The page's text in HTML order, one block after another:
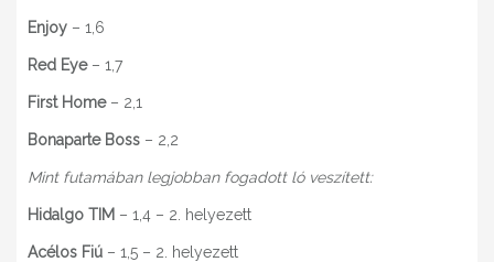
Enjoy – 1,6
Red Eye– 1,7
First Home – 2,1
Bonaparte Boss – 2,2
Mint futamában legjobban fogadott ló veszített:
Hidalgo TIM – 1,4 – 2. helyezett
Acélos Fiú – 1,5 – 2. helyezett